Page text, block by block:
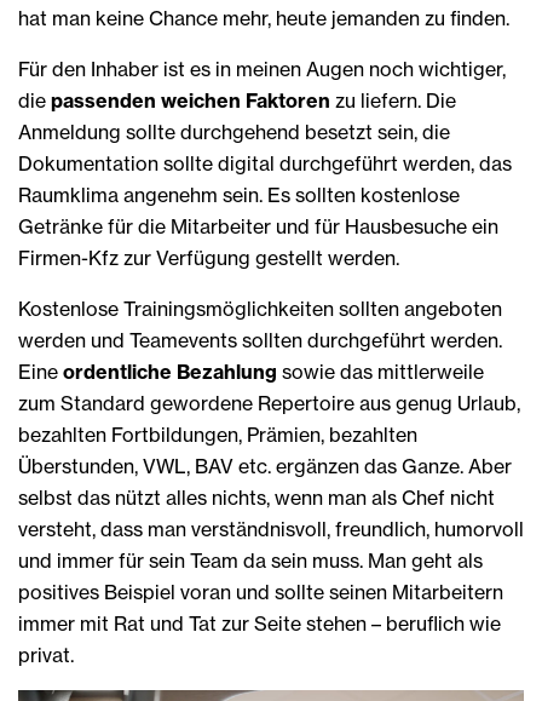
hat man keine Chance mehr, heute jemanden zu finden.
Für den Inhaber ist es in meinen Augen noch wichtiger,
die passenden weichen Faktoren zu liefern. Die
Anmeldung sollte durchgehend besetzt sein, die
Dokumentation sollte digital durchgeführt werden, das
Raumklima angenehm sein. Es sollten kostenlose
Getränke für die Mitarbeiter und für Hausbesuche ein
Firmen-Kfz zur Verfügung gestellt werden.
Kostenlose Trainingsmöglichkeiten sollten angeboten
werden und Teamevents sollten durchgeführt werden.
Eine ordentliche Bezahlung sowie das mittlerweile
zum Standard gewordene Repertoire aus genug Urlaub,
bezahlten Fortbildungen, Prämien, bezahlten
Überstunden, VWL, BAV etc. ergänzen das Ganze. Aber
selbst das nützt alles nichts, wenn man als Chef nicht
versteht, dass man verständnisvoll, freundlich, humorvoll
und immer für sein Team da sein muss. Man geht als
positives Beispiel voran und sollte seinen Mitarbeitern
immer mit Rat und Tat zur Seite stehen – beruflich wie
privat.